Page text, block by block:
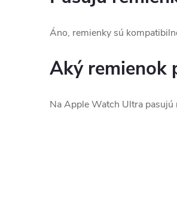
Áno, remienky sú
Aký remienok
Na Apple Watch Ultra